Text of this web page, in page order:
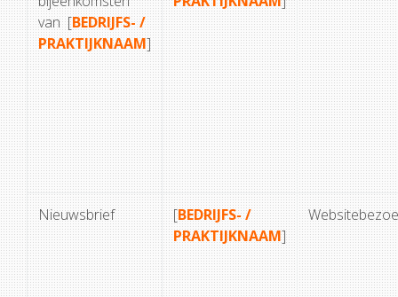
van [BEDRIJFS- /
PRAKTIJKNAAM]
Nieuwsbrief [BEDRIJFS- /
PRAKTIJKNAAM]